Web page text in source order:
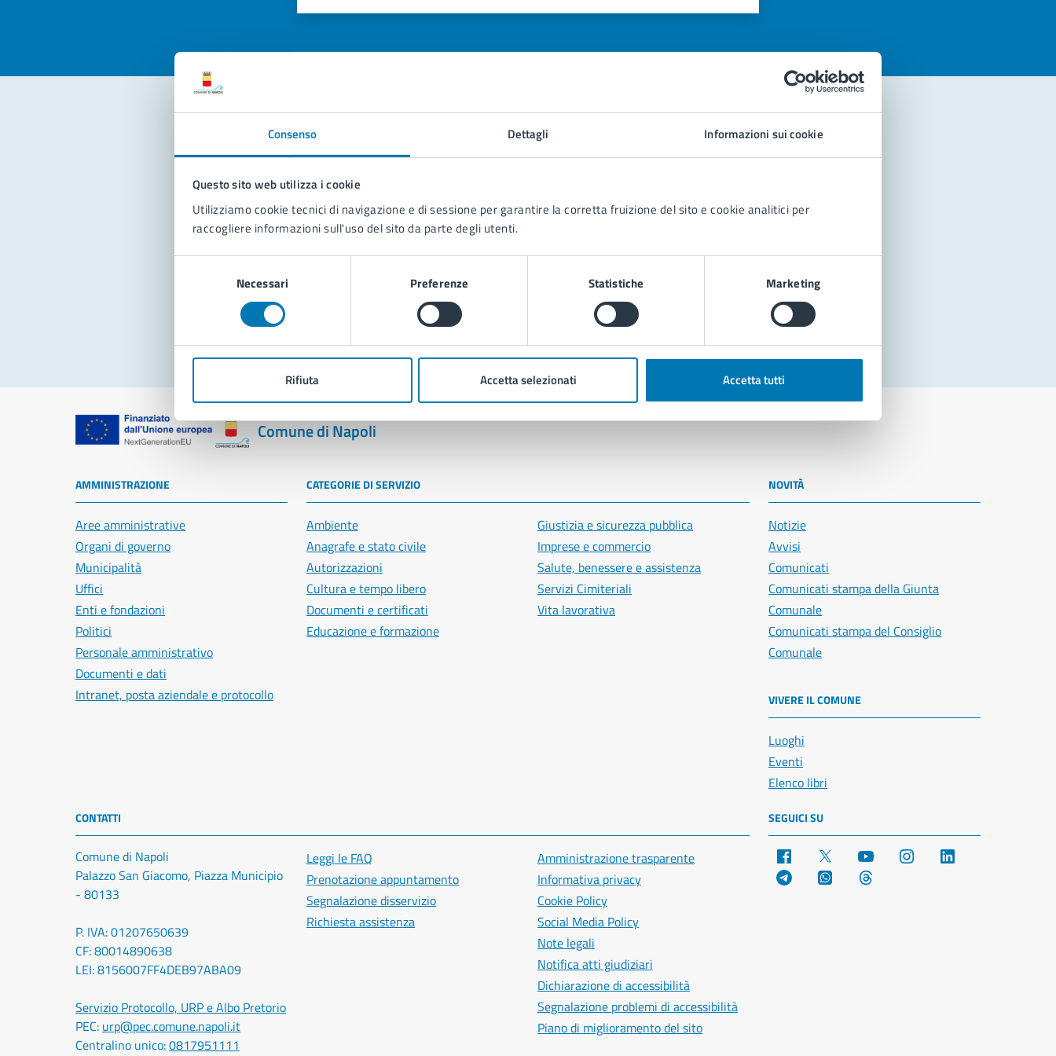
Consenso Dettagli Informazioni sui cookie
Questo sito web utilizza i cookie
Utilizziamo cookie tecnici di navigazione e di sessione per garantire la corretta fruizione del sito e cookie analitici per
raccogliere informazioni sull'uso del sito da parte degli utenti.
Necessari Preferenze Statistiche Marketing
Rifiuta Accetta selezionati Accetta tutti
Leggi le domande frequenti
Richiedi assistenza
Problemi in città
Segnala disservizio
Comune di Napoli
AMMINISTRAZIONE
Aree amministrative
Organi di governo
Municipalità
Uffici
Enti e fondazioni
Politici
Personale amministrativo
Documenti e dati
Intranet, posta aziendale e protocollo
CATEGORIE DI SERVIZIO
Ambiente
Anagrafe e stato civile
Autorizzazioni
Cultura e tempo libero
Documenti e certificati
Educazione e formazione
Giustizia e sicurezza pubblica
Imprese e commercio
Salute, benessere e assistenza
Servizi Cimiteriali
Vita lavorativa
NOVITÀ
Notizie
Avvisi
Comunicati
Comunicati stampa della Giunta
Comunale
Comunicati stampa del Consiglio
Comunale
VIVERE IL COMUNE
Luoghi
Eventi
Elenco libri
CONTATTI
Comune di Napoli
Palazzo San Giacomo, Piazza Municipio
- 80133
P. IVA: 01207650639
CF: 80014890638
LEI: 8156007FF4DEB97ABA09
Servizio Protocollo, URP e Albo Pretorio
PEC: urp@pec.comune.napoli.it
Centralino unico:0817951111
Leggi le FAQ
Prenotazione appuntamento
Segnalazione disservizio
Richiesta assistenza
Amministrazione trasparente
Informativa privacy
Cookie Policy
Social Media Policy
Note legali
Notifica atti giudiziari
Dichiarazione di accessibilità
Segnalazione problemi di accessibilità
Piano di miglioramento del sito
SEGUICI SU
Facebook YouTube Instagram
Telegram WhatsApp